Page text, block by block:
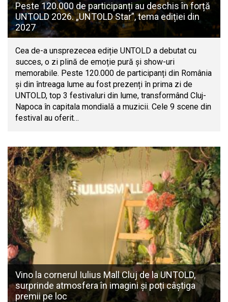
Peste 120.000 de participanți au deschis în forță
UNTOLD 2026. „UNTOLD Star”, tema ediției din
2027
Cea de-a unsprezecea ediție UNTOLD a debutat cu
succes, o zi plină de emoție pură și show-uri
memorabile. Peste 120.000 de participanți din România
și din întreaga lume au fost prezenți în prima zi de
UNTOLD, top 3 festivaluri din lume, transformând Cluj-
Napoca în capitala mondială a muzicii. Cele 9 scene din
festival au oferit…
Vino la cornerul Iulius Mall Cluj de la UNTOLD,
surprinde atmosfera în imagini și poți câștiga
premii pe loc